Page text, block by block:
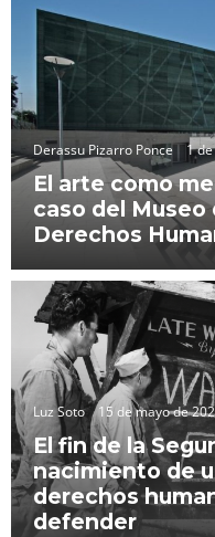
Derassu Pizarro Ponce 1
El arte como
caso del Museo
Derechos
Luz Soto 15 de mayo de
El fin de la
nacimiento de
derechos
defender